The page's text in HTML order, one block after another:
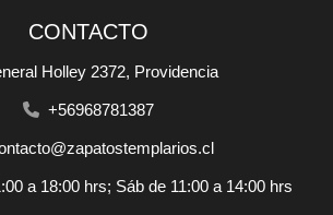
CONTACTO
Holley 2372, Providencia
+56968781387
a 18:00 hrs; Sáb de 11:00 a 14:00 hrs